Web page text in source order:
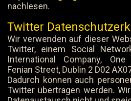
nachlesen.
Twitter
Wir verwenden auf dieser
Twitter, einem Social
International Company,
Fenian Street, Dublin 2 D02
Dadurch können auch
Twitter übertragen werden.